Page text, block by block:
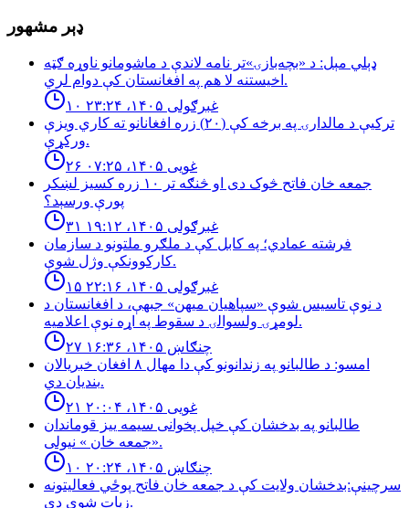
ډېر مشهور
ډېلي مېل: د «بچه‌بازۍ»تر نامه لاندې د ماشومانو ناوړه ګټه
اخیستنه لا هم په افغانستان کې دوام لري.
۱۰ غبرګولی ۱۴۰۵، ۲۳:۲۴
تركيې د مالدارۍ په برخه كې (٢٠) زره افغانانو ته كاري ويزې
وركړې.
۲۶ غویی ۱۴۰۵، ۰۷:۲۵
جمعه خان فاتح څوک دی او څنګه تر ۱۰ زره کسیز لښکر
پورې ورسېد؟
۳۱ غبرګولی ۱۴۰۵، ۱۹:۱۲
فرشته عمادي؛ په کابل کې د ملګرو ملتونو د سازمان
کارکوونکې وژل شوې.
۱۵ غبرګولی ۱۴۰۵، ۲۲:۱۶
د نوې تاسیس شوې «سپاهیان میهن» جبهې، د افغانستان د
لومړۍ ولسوالۍ د سقوط په اړه نوې اعلامیه.
۲۷ چنګاښ ۱۴۰۵، ۱۶:۳۶
امسو: د طالبانو په زندانونو كې دا مهال ٨ افغان خبريالان
بنديان دي.
۲۱ غویی ۱۴۰۵، ۲۰:۰۴
طالبانو په بدخشان كې خپل پخوانى سيمه ييز قوماندان
«جمعه خان » نيولى.
۱۰ چنګاښ ۱۴۰۵، ۲۰:۲۴
سرچینې:بدخشان ولایت کې د جمعه خان فاتح پوځي فعالیتونه
زیات شوي دي.